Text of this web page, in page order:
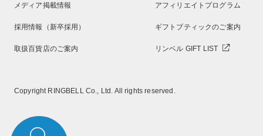
メディア掲載情報 アフィリエイトプログラム
採用情報（新卒採用） ギフトブティックのご案内
取扱百貨店のご案内 リンベル GIFT LIST
Copyright RINGBELL Co., Ltd. All rights reserved.